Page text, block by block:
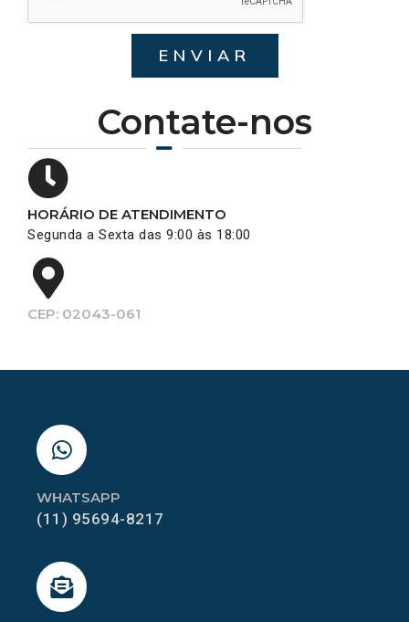
Contate-nos
HORÁRIO DE ATENDIMENTO
Segunda a Sexta das 9:00 às 18:00
CEP: 02043-061
ENVIAR
WHATSAPP
(11) 95694-8217